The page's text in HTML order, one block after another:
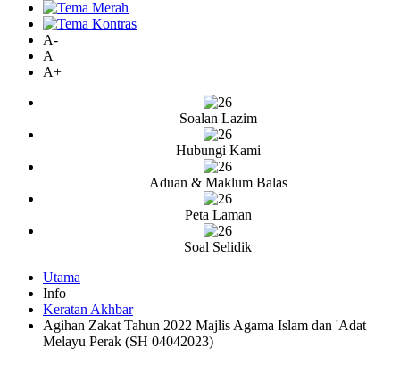
A-
A
A+
Soalan Lazim
Hubungi Kami
Aduan & Maklum Balas
Peta Laman
Soal Selidik
Utama
Info
Keratan Akhbar
Agihan Zakat Tahun 2022 Majlis Agama Islam dan 'Adat
Melayu Perak (SH 04042023)